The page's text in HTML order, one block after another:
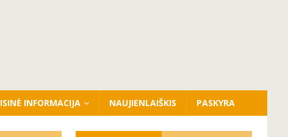
INFORMACIJA NAUJIENLAIŠKIS PASKYRA